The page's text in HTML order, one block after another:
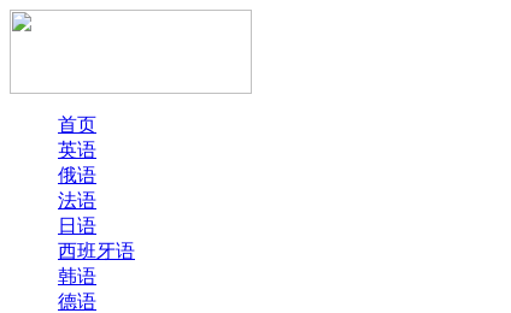
首页
英语
俄语
法语
日语
西班牙语
韩语
德语